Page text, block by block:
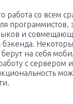
работа со всем
программистов,
и
на себя
с сервером